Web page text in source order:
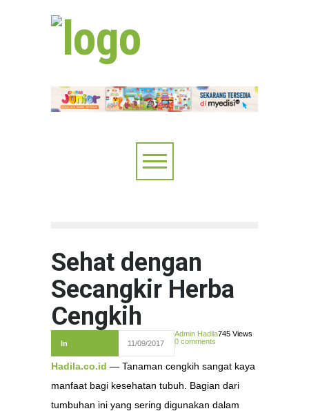
Sehat dengan
Secangkir Herba
Cengkih
In 11/09/2017
Admin Hadila745 Views
0 comments
Hadila.co.id — Tanaman cengkih sangat kaya
manfaat bagi kesehatan tubuh. Bagian dari
tumbuhan ini yang sering digunakan dalam